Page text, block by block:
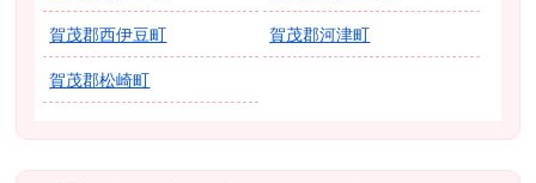
賀茂郡西伊豆町 賀茂郡河津町
賀茂郡松崎町